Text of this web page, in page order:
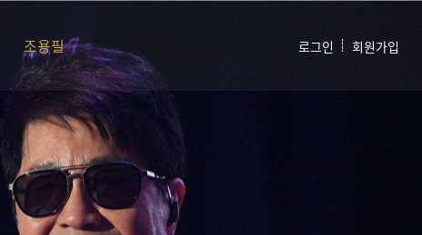
조용필 로그인 회원가입